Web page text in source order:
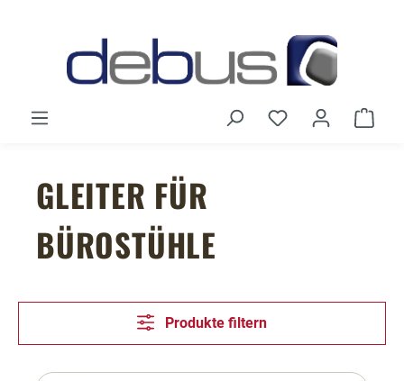
Du hast 0
GLEITER FÜR
BÜROSTÜHLE
Produkte filtern